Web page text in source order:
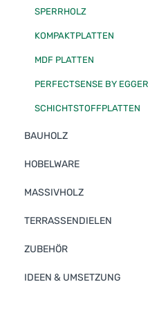
SPERRHOLZ
KOMPAKTPLATTEN
MDF PLATTEN
PERFECTSENSE BY EGGER
SCHICHTSTOFFPLATTEN
BAUHOLZ
HOBELWARE
MASSIVHOLZ
TERRASSENDIELEN
ZUBEHÖR
IDEEN & UMSETZUNG